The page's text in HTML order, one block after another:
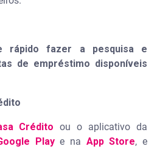
rápido fazer a pesquisa e
de empréstimo disponíveis
Crédito ou o aplicativo da
Playe na App Store, e